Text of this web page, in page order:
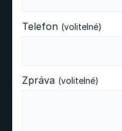
Telefon (volitelné)
Zpráva (volitelné)